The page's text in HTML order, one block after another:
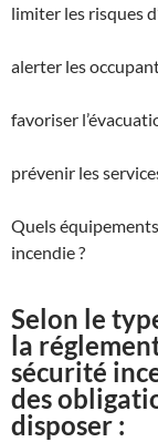
limiter les risques
alerter les
favoriser
prévenir les
Quels
incendie ?
Selon le
la
sécurité
des
disposer :